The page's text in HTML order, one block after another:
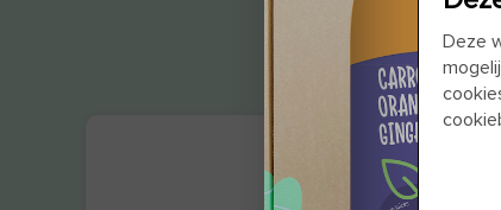
Deze